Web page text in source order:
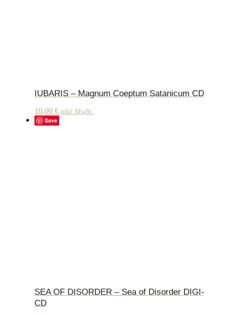
IUBARIS – Magnum Coeptum Satanicum CD
10,00 € inkl. MwSt.
Save
SEA OF DISORDER – Sea of Disorder DIGI-
CD